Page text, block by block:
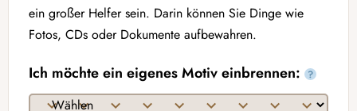
ein großer Helfer sein. Darin können Sie Dinge wie
Fotos, CDs oder Dokumente aufbewahren.
Ich möchte ein eigenes Motiv einbrennen: ?